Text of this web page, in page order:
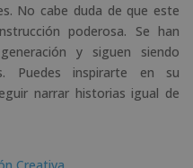
No cabe duda de que este
poderosa. Se han
y siguen siendo
Puedes inspirarte en su
narrar historias igual de